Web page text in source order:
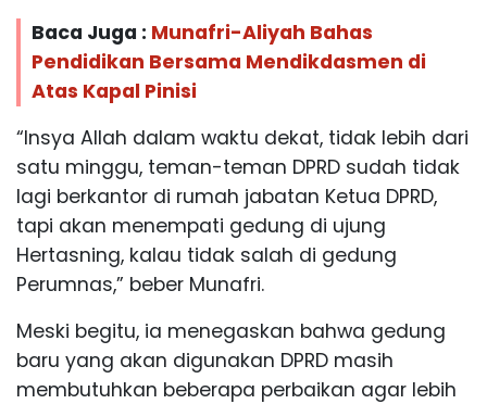
Baca Juga : Munafri-Aliyah Bahas
Pendidikan Bersama Mendikdasmen di
Atas Kapal Pinisi
“Insya Allah dalam waktu dekat, tidak lebih dari
satu minggu, teman-teman DPRD sudah tidak
lagi berkantor di rumah jabatan Ketua DPRD,
tapi akan menempati gedung di ujung
Hertasning, kalau tidak salah di gedung
Perumnas,” beber Munafri.
Meski begitu, ia menegaskan bahwa gedung
baru yang akan digunakan DPRD masih
membutuhkan beberapa perbaikan agar lebih